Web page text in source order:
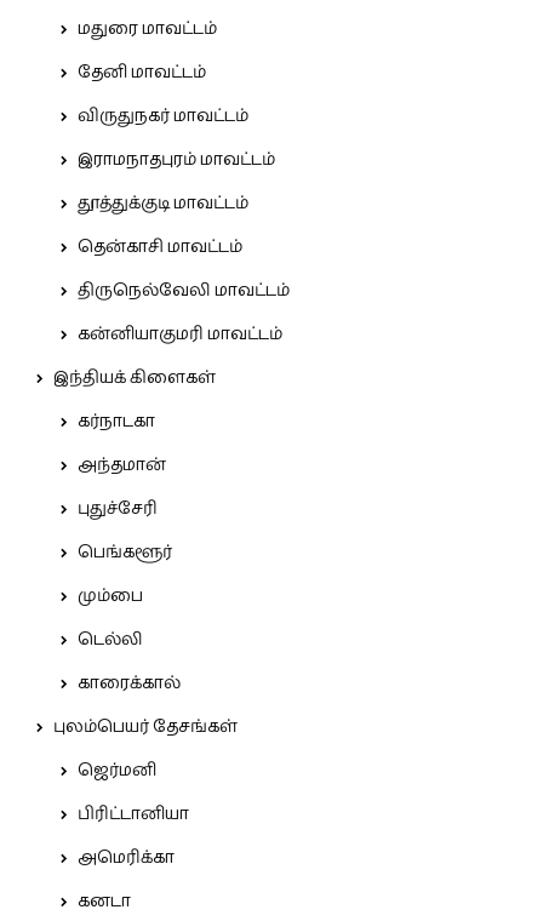
மதுரை மாவட்டம்
தேனி மாவட்டம்
விருதுநகர் மாவட்டம்
இராமநாதபுரம் மாவட்டம்
தூத்துக்குடி மாவட்டம்
தென்காசி மாவட்டம்
திருநெல்வேலி மாவட்டம்
கன்னியாகுமரி மாவட்டம்
இந்தியக் கிளைகள்
கர்நாடகா
அந்தமான்
புதுச்சேரி
பெங்களூர்
மும்பை
டெல்லி
காரைக்கால்
புலம்பெயர் தேசங்கள்
ஜெர்மனி
பிரிட்டானியா
அமெரிக்கா
கனடா